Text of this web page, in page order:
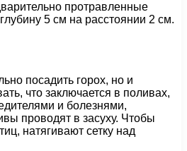
протравленные
5 см на расстоянии 2 см.
посадить горох, но и
что заключается в поливах,
и болезнями,
проводят в засуху. Чтобы
натягивают сетку над